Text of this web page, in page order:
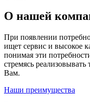
О нашей
При появлении
ищет сервис и высокое
понимая эти
стремясь
Вам.
Наши преимущества